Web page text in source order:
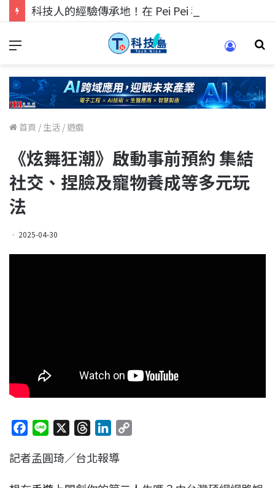
首頁 / 生活 / 遊戲
《炫舞狂潮》啟動事前預約 集結
社交、捏臉及寵物養成等多元玩
法
2025-04-30
c
n
r
n
記者孟圓琦／台北報導